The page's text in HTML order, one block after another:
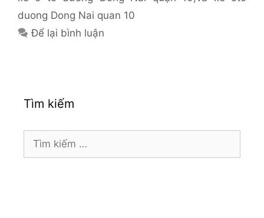
duong Dong Nai quan 10
Để lại bình luận
Tìm kiếm
Tìm